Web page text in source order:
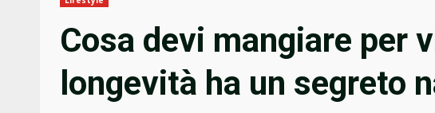
Cosa devi mangiare per
longevità ha un segreto